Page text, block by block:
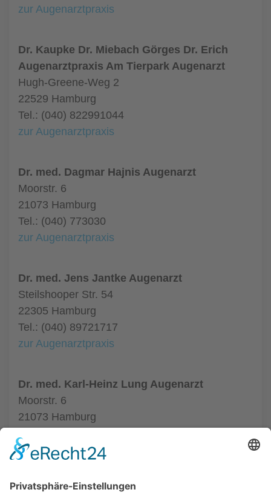
zur Augenarztpraxis
Dr. Kaupke Dr. Miebach Görges Dr. Erich
Augenarztpraxis Am Tierpark Augenarzt
Hugh-Greene-Weg 2
22529 Hamburg
Tel.: (040) 822991044
zur Augenarztpraxis
Dr. med. Dagmar Hajnis Augenarzt
Moorstr. 6
21073 Hamburg
Tel.: (040) 773030
zur Augenarztpraxis
Dr. med. Jens Jantke Augenarzt
Steilshooper Str. 54
22305 Hamburg
Tel.: (040) 89721717
zur Augenarztpraxis
Dr. med. Karl-Heinz Lung Augenarzt
Moorstr. 6
21073 Hamburg
zur Augenarztpraxis